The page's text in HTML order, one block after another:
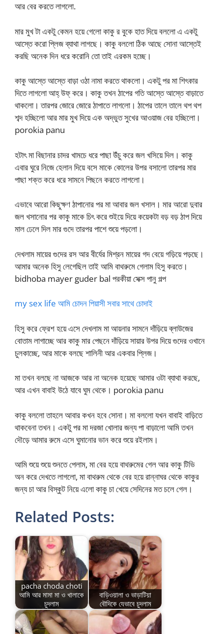
আর বের করতে লাগলো.
মার মুখ টা একটু কেমন হয়ে গেলো কাকু র বুকে হাত দিয়ে বললো এ একটু
আস্তে করো প্লিজ ব্যাথা লাগছে। কাকু বললো ঠিক আছে সোনা আস্তেই
করছি অনেক দিন ধরে করোনি তো তাই এরকম হচ্ছে।
কাকু আস্তে আস্তে বাড়া ওঠা নামা করতে থাকলো। একটু পর মা শিৎকার
দিতে লাগলো আহ্ উফ্ করে। কাকু তখন ঠাপের গতি আস্তে আস্তে বাড়াতে
থাকলো। তারপর জোরে জোরে ঠাপাতে লাগলো। ঠাপের তালে তালে থপ থপ
শব্দ হচ্ছিলো আর মার মুখ দিয়ে এক অদ্ভুত সুখের আওয়াজ বের হচ্ছিলো।
porokia panu
হটাৎ মা বিছানার চাদর খামচে ধরে পাছা উঁচু করে জল খসিয়ে দিল। কাকু
এবার ঘুরে নিজে হেলান দিয়ে বসে মাকে কোলের উপর বসালো তারপর মার
পাছা শক্ত করে ধরে সামনে পিছনে করতে লাগলো।
এভাবে আরো কিছুক্ষণ ঠাপানোর পর মা আবার জল খসাল। মার আরো দুবার
জল খসানোর পর কাকু মাকে চিৎ করে শুইয়ে দিয়ে কয়েকটা বড় বড় ঠাপ দিয়ে
মাল ঢেলে দিল মার গুদে তারপর পাশে শুয়ে পড়লো।
দেখলাম মায়ের গুদের রস আর বীর্যের মিশ্রন মায়ের গদ বেয়ে গড়িয়ে পড়ছে।
আমার অনেক হিসু লেগেছিল তাই আমি বাথরুমে গেলাম হিসু করতে।
bidhoba mayer guder bal পরকীয়া সেক্স পানু গল্প
my sex life আমি চোদন পিয়াসী সবার সাথে চোদাই
হিসু করে ফ্রেশ হয়ে এসে দেখলাম মা আয়নার সামনে দাঁড়িয়ে ব্লাউজের
বোতাম লাগাচ্ছে আর কাকু মার পেছনে দাঁড়িয়ে সায়ার উপর দিয়ে গুদের ওখানে
চুলকাচ্ছে, আর মাকে বলছে শালিনী আর একবার প্লিজ।
মা তখন বলছে না আজকে আর না অনেক হয়েছে আমার ওটা ব্যাথা করছে,
আর এখন বাবাই উঠে যাবে ঘুম থেকে। porokia panu
কাকু বললো তাহলে আবার কখন হবে সোনা। মা বললো যখন বাবাই বাড়িতে
থাকবেনা তখন। একটু পর মা দরজা খোলার জন্য পা বাড়ালো আমি তখন
দৌড়ে আমার রুমে এসে ঘুমানোর ভান করে শুয়ে রইলাম।
আমি শুয়ে শুয়ে শুনতে পেলাম, মা বের হয়ে বাথরুমের গেল আর কাকু টিভি
অন করে দেখতে লাগলো, মা বাথরুম থেকে বের হয়ে রান্নাঘর থেকে কাকুর
জন্য চা আর বিস্কুট নিয়ে এলো কাকু চা খেয়ে সেদিনের মত চলে গেল।
Related Posts:
pacha choda choti
আমি আর মামা মা ও খালাকে
চুদলাম
বাড়িওয়ালা ও ভাড়াটিয়া
বৌদিকে যেভাবে চুদলাম